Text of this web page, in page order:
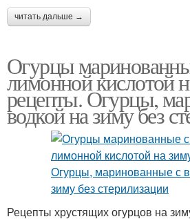
читать дальше →
Огурцы
лимонной кислотой
рецепты. Огурцы,
водкой на зиму без
Рецепты хрустящих огурцов на